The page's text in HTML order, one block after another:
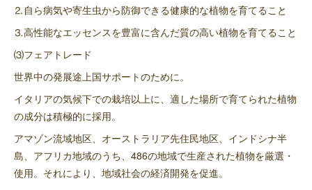
⒉自ら病気や寄生虫から防御できる健康的な植物を育てること
⒊高性能なエッセンスを豊富に含んだ質の高い植物を育てること
⑶フェアトレード
世界中の発展途上国サポートのために。
イタリアの気候下での栽培以上に、適した場所で育てられた植物
の成分は積極的に採用。
アマゾン流域地区、オーストラリア先住民地区、インドシナ半
島、アフリカ地域のうち、486の地域で生産された植物を厳選・
使用。それにより、地域社会の経済開発を促進。